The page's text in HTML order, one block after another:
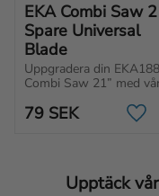
EKA Combi Saw
Spare Universal
Blade
Uppgradera din
Combi Saw 21” med
slitstarka reservblad i
79 SEK
Upptäck